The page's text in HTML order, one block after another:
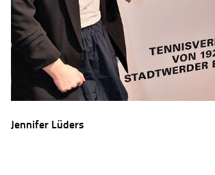
Jennifer Lüders